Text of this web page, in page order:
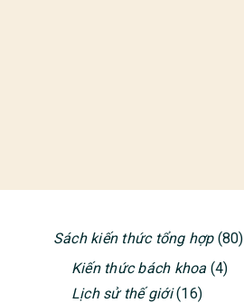
PRIMARY
SIDEBAR
Sách kiến thức tổng hợp(80)
Kiến thức bách khoa (4)
Lịch sử thế giới(16)